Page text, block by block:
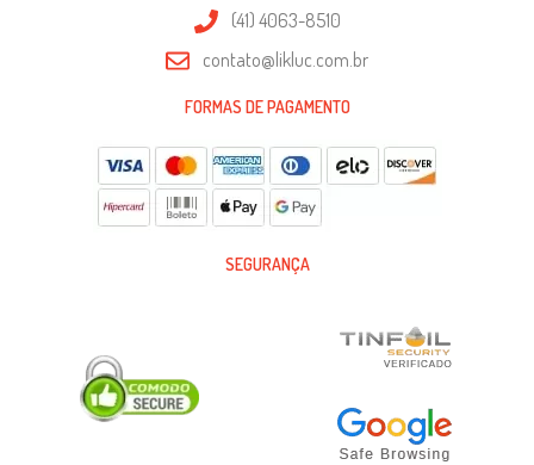
(41) 4063-8510
contato@likluc.com.br
FORMAS DE PAGAMENTO
SEGURANÇA